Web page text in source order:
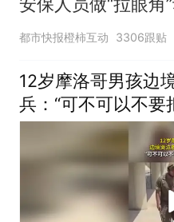
安保人员做“拉眼角
作，泰国机场最新回
出；亲历者：曾承
改签但没兑现
都市快报橙柿互动 3306跟贴
12岁摩洛哥男孩边
兵：“可不可以不要